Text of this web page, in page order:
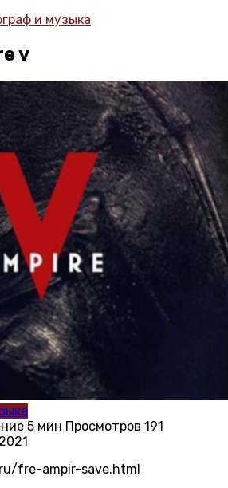
и музыка
v
5 мин Просмотров 191